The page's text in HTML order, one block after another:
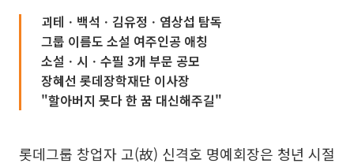
괴테ㆍ백석ㆍ김유정ㆍ염상섭 탐독
그룹 이름도 소설 여주인공 애칭
소설ㆍ시ㆍ수필 3개 부문 공모
장혜선 롯데장학재단 이사장
"할아버지 못다 한 꿈 대신해주길"
롯데그룹 창업자 고(故) 신격호 명예회장은 청년 시절